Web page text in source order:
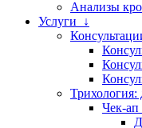
Анализы
Услуги ↓
Трихология:
Чек-